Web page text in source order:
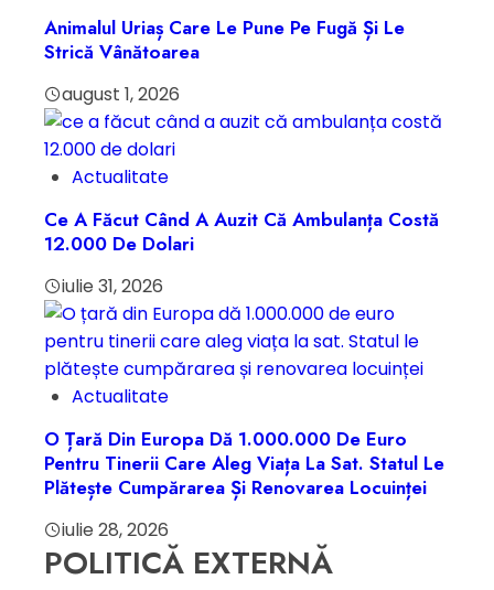
Animalul Uriaș Care Le Pune Pe Fugă Și Le
Strică Vânătoarea
august 1, 2026
Actualitate
Ce A Făcut Când A Auzit Că Ambulanța Costă
12.000 De Dolari
iulie 31, 2026
Actualitate
O Țară Din Europa Dă 1.000.000 De Euro
Pentru Tinerii Care Aleg Viața La Sat. Statul Le
Plătește Cumpărarea Și Renovarea Locuinței
iulie 28, 2026
POLITICĂ EXTERNĂ